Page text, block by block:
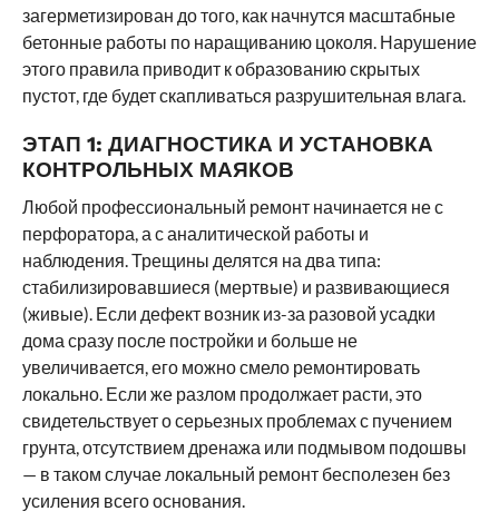
загерметизирован до того, как начнутся масштабные
бетонные работы по наращиванию цоколя. Нарушение
этого правила приводит к образованию скрытых
пустот, где будет скапливаться разрушительная влага.
ЭТАП 1: ДИАГНОСТИКА И УСТАНОВКА
КОНТРОЛЬНЫХ МАЯКОВ
Любой профессиональный ремонт начинается не с
перфоратора, а с аналитической работы и
наблюдения. Трещины делятся на два типа:
стабилизировавшиеся (мертвые) и развивающиеся
(живые). Если дефект возник из-за разовой усадки
дома сразу после постройки и больше не
увеличивается, его можно смело ремонтировать
локально. Если же разлом продолжает расти, это
свидетельствует о серьезных проблемах с пучением
грунта, отсутствием дренажа или подмывом подошвы
— в таком случае локальный ремонт бесполезен без
усиления всего основания.